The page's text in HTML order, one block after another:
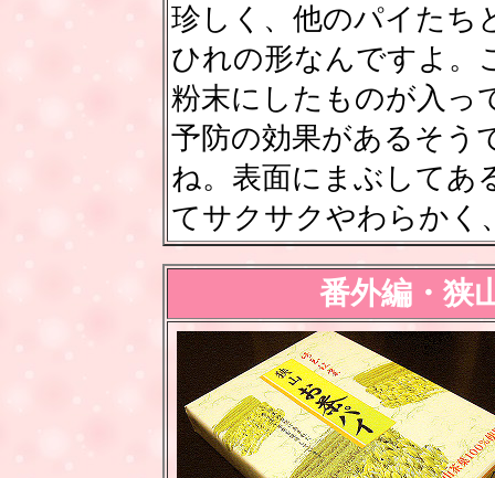
珍しく、他のパイたち
ひれの形なんですよ。
粉末にしたものが入っ
予防の効果があるそう
ね。表面にまぶしてあ
てサクサクやわらかく
番外編・狭